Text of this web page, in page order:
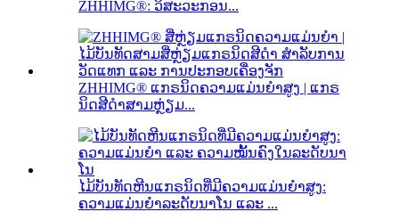
ZHHIMG®: ວິສະວະກອນ...
ZHHIMG® ແກຣນິດຄວາມແມ່ນຍໍາສູງ | ແກຣ
ນິດສີດໍາສາມຫຼ່ຽມ...
ໄມ້ບັນທັດຫີນແກຣນິດທີ່ມີຄວາມແມ່ນຍໍາສູງ:
ຄວາມແມ່ນຍໍາລະດັບນາໂນ ແລະ ...